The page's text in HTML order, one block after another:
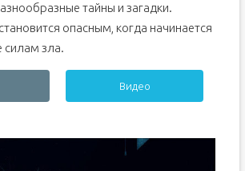
тайны и загадки.
опасным, когда начинается
силам зла.
Видео